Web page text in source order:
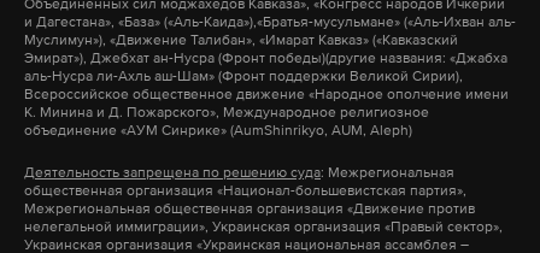
#переговоры #владимир зеленский #украина
#сво # владимир путин
Объединенных сил моджахедов Кавказа», «Конгресс народов Ичкерии
и Дагестана», «База» («Аль-Каида»),«Братья-мусульмане» («Аль-Ихван аль-
Муслимун»), «Движение Талибан», «Имарат Кавказ» («Кавказский
Эмират»), Джебхат ан-Нусра (Фронт победы)(другие названия: «Джабха
аль-Нусра ли-Ахль аш-Шам» (Фронт поддержки Великой Сирии),
Всероссийское общественное движение «Народное ополчение имени
К. Минина и Д. Пожарского», Международное религиозное
объединение «АУМ Синрике» (AumShinrikyo, AUM, Aleph)
Деятельность запрещена по решению суда: Межрегиональная
общественная организация «Национал-большевистская партия»,
Межрегиональная общественная организация «Движение против
нелегальной иммиграции», Украинская организация «Правый сектор»,
Украинская организация «Украинская национальная ассамблея –